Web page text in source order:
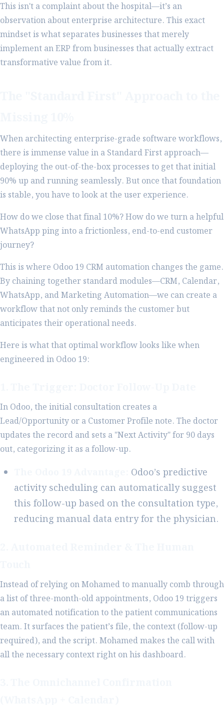
This isn't a complaint about the hospital—it’s an
observation about enterprise architecture. This exact
mindset is what separates businesses that merely
implement an ERP from businesses that actually extract
transformative value from it.
When architecting enterprise-grade software workflows,
there is immense value in a Standard First approach—
deploying the out-of-the-box processes to get that initial
90% up and running seamlessly. But once that foundation
is stable, you have to look at the user experience.
How do we close that final 10%? How do we turn a helpful
WhatsApp ping into a frictionless, end-to-end customer
journey?
This is where Odoo 19 CRM automation changes the game.
By chaining together standard modules—CRM, Calendar,
WhatsApp, and Marketing Automation—we can create a
workflow that not only reminds the customer but
anticipates their operational needs.
Here is what that optimal workflow looks like when
engineered in Odoo 19:
In Odoo, the initial consultation creates a
Lead/Opportunity or a Customer Profile note. The doctor
updates the record and sets a "Next Activity" for 90 days
out, categorizing it as a follow-up.
Odoo’s predictive
activity scheduling can automatically suggest
this follow-up based on the consultation type,
reducing manual data entry for the physician.
Instead of relying on Mohamed to manually comb through
a list of three-month-old appointments, Odoo 19 triggers
an automated notification to the patient communications
team. It surfaces the patient’s file, the context (follow-up
required), and the script. Mohamed makes the call with
all the necessary context right on his dashboard.